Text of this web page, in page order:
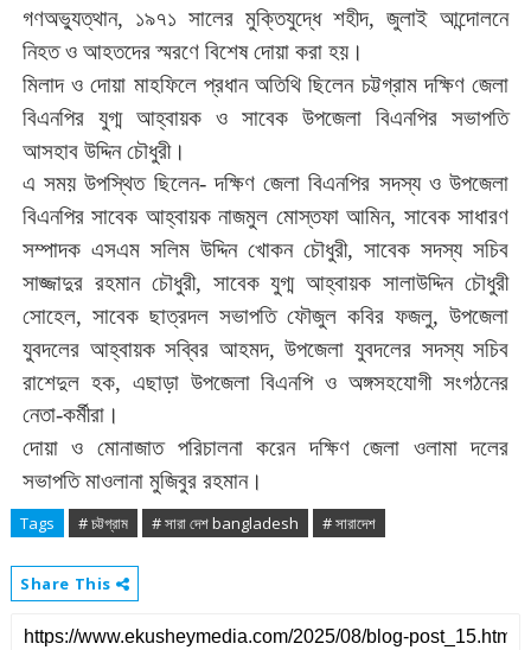
গণঅভ্যুত্থান, ১৯৭১ সালের মুক্তিযুদ্ধে শহীদ,জুলাই আন্দোলনে
নিহত ও আহতদের স্মরণে বিশেষ দোয়া করা হয়।
মিলাদ ও দোয়া মাহফিলে প্রধান অতিথি ছিলেন চট্টগ্রাম দক্ষিণ জেলা
বিএনপির যুগ্ম আহ্বায়ক ও সাবেক উপজেলা বিএনপির সভাপতি
আসহাব উদ্দিন চৌধুরী।
এ সময় উপস্থিত ছিলেন-দক্ষিণ জেলা বিএনপির সদস্য ও উপজেলা
বিএনপির সাবেক আহ্বায়ক নাজমুল মোস্তফা আমিন, সাবেক সাধারণ
সম্পাদক এসএম সলিম উদ্দিন খোকন চৌধুরী,সাবেক সদস্য সচিব
সাজ্জাদুর রহমান চৌধুরী, সাবেক যুগ্ম আহ্বায়ক সালাউদ্দিন চৌধুরী
সোহেল, সাবেক ছাত্রদল সভাপতি ফৌজুল কবির ফজলু,উপজেলা
যুবদলের আহ্বায়ক সব্বির আহমদ,উপজেলা যুবদলের সদস্য সচিব
রাশেদুল হক, এছাড়া উপজেলা বিএনপি ও অঙ্গসহযোগী সংগঠনের
নেতা-কর্মীরা।
দোয়া ও মোনাজাত পরিচালনা করেন দক্ষিণ জেলা ওলামা দলের
সভাপতি মাওলানা মুজিবুর রহমান।
Tags # চট্টগ্রাম # সারা দেশ bangladesh # সারাদেশ
Share This